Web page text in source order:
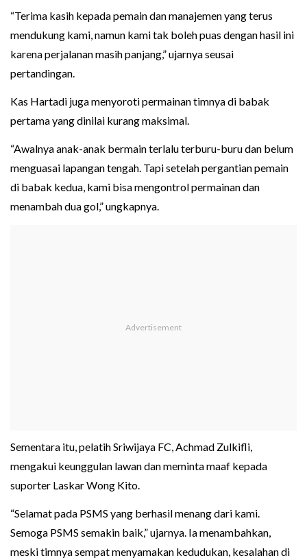
“Terima kasih kepada pemain dan manajemen yang terus
mendukung kami, namun kami tak boleh puas dengan hasil ini
karena perjalanan masih panjang,” ujarnya seusai
pertandingan.
Kas Hartadi juga menyoroti permainan timnya di babak
pertama yang dinilai kurang maksimal.
“Awalnya anak-anak bermain terlalu terburu-buru dan belum
menguasai lapangan tengah. Tapi setelah pergantian pemain
di babak kedua, kami bisa mengontrol permainan dan
menambah dua gol,” ungkapnya.
Sementara itu, pelatih Sriwijaya FC, Achmad Zulkifli,
mengakui keunggulan lawan dan meminta maaf kepada
suporter Laskar Wong Kito.
“Selamat pada PSMS yang berhasil menang dari kami.
Semoga PSMS semakin baik,” ujarnya. Ia menambahkan,
meski timnya sempat menyamakan kedudukan, kesalahan di